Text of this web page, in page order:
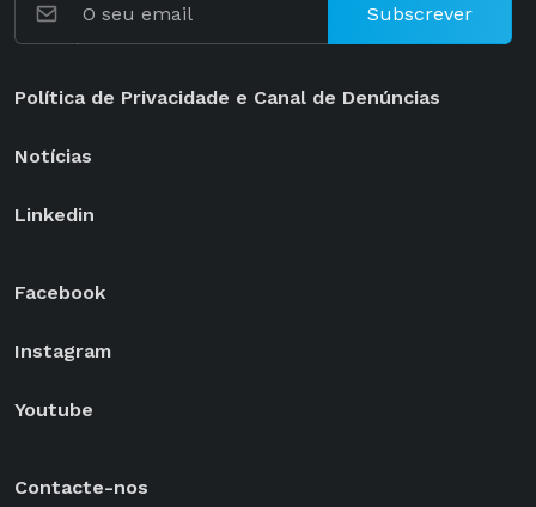
Subscrever
Política de Privacidade e Canal de Denúncias
Notícias
Linkedin
Facebook
Instagram
Youtube
Contacte-nos